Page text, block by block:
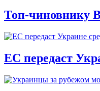
Топ-чиновнику
ЕС передаст